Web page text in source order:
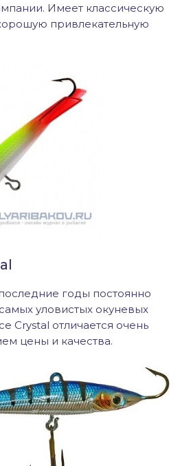
Имеет классическую
привлекательную
годы постоянно
уловистых окуневых
Crystal отличается очень
цены и качества.